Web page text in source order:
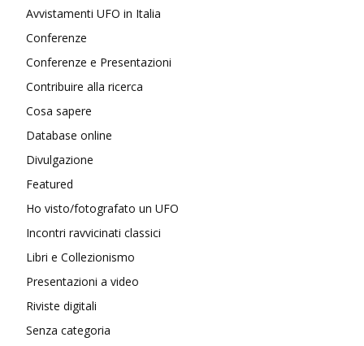
Avvistamenti UFO in Italia
Conferenze
Conferenze e Presentazioni
Contribuire alla ricerca
Cosa sapere
Database online
Divulgazione
Featured
Ho visto/fotografato un UFO
Incontri ravvicinati classici
Libri e Collezionismo
Presentazioni a video
Riviste digitali
Senza categoria